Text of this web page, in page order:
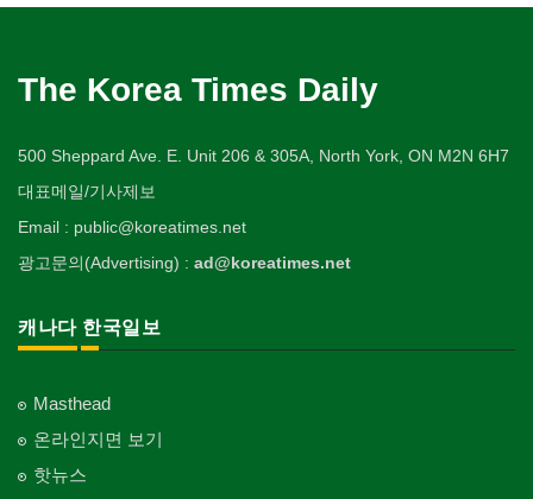
The Korea Times Daily
500 Sheppard Ave. E. Unit 206 & 305A, North York, ON M2N 6H7
대표메일/기사제보
Email : public@koreatimes.net
광고문의(Advertising) : ad@koreatimes.net
캐나다 한국일보
Masthead
온라인지면 보기
핫뉴스